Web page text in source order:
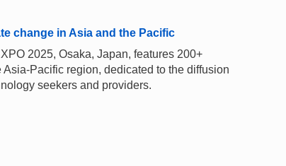
change in Asia and the Pacific
2025, Osaka, Japan, features 200+
Pacific region, dedicated to the diffusion
seekers and providers.